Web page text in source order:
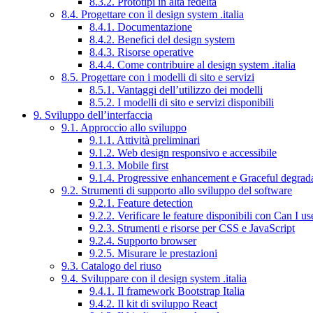
8.4. Progettare con il design system .italia
8.4.1. Documentazione
8.4.2. Benefici del design system
8.4.3. Risorse operative
8.4.4. Come contribuire al design system .italia
8.5. Progettare con i modelli di sito e servizi
8.5.1. Vantaggi dell’utilizzo dei modelli
8.5.2. I modelli di sito e servizi disponibili
9. Sviluppo dell’interfaccia
9.1. Approccio allo sviluppo
9.1.1. Attività preliminari
9.1.2. Web design responsivo e accessibile
9.1.3. Mobile first
9.1.4. Progressive enhancement e Graceful
9.2. Strumenti di supporto allo sviluppo del software
9.2.1. Feature detection
9.2.2. Verificare le feature disponibili con Can I
9.2.3. Strumenti e risorse per CSS e JavaScript
9.2.4. Supporto browser
9.2.5. Misurare le prestazioni
9.3. Catalogo del riuso
9.4. Sviluppare con il design system .italia
9.4.1. Il framework Bootstrap Italia
9.4.2. Il kit di sviluppo React